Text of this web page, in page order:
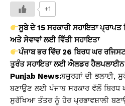
at
s
A
p
p
c
e
b
o
o
k
y
Li
n
k
+1
ਸੂਬੇ ਦੇ 15 ਸਰਕਾਰੀ ਸਹਾਇਤਾ ਪ੍ਰਾਪਤ
ਅਤੇ ਸੇਵਾਵਾਂ ਲਈ ਵਿੱਤੀ ਸਹਾਇਤਾ
ਪੰਜਾਬ ਭਰ ਵਿੱਚ 26 ਬਿਰਧ ਘਰ
ਤੁਰੰਤ ਸਹਾਇਤਾ ਲਈ ਐਲਡਰ
Punjab News:ਬਜ਼ੁਰਗਾਂ ਦੀ ਭਲਾਈ,
ਬਣਾਉਣ ਲਈ ਪੰਜਾਬ ਸਰਕਾਰ ਵੱਲੋਂ
ਸੁਰੱਖਿਆ ਤੰਤਰ ਨੂੰ ਹੋਰ ਪ੍ਰਭਾਵਸ਼ਾਲੀ